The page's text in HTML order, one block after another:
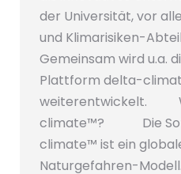
der Universität, vor
und Klimarisiken-
Gemeinsam wird u.a.
Plattform delta-
weiterentwickelt.
climate™? Die
climate™ ist ein
Naturgefahren-